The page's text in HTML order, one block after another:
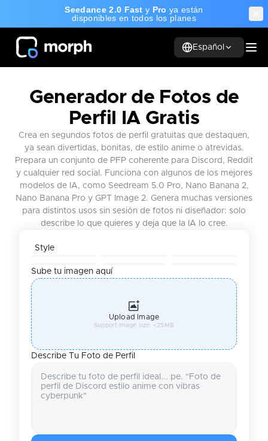
Seedance 2.0 Fast y Pro ya están
disponibles en todos los planes
Español
Generador de Fotos de
Perfil IA Gratis
Crea en segundos fotos de perfil gratuitas que destaquen,
ya sean divertidas, bonitas, de estilo anime o atrevidas.
Prepara un conjunto de PFP coherente para Discord, Reddit
y cualquier red social. Funciona con algunos de los mejores
modelos de IA, como Seedream 5.0 Pro, Nano Banana 2,
Nano Banana Pro y GPT Image 2. Genera muchas versiones
para distintos usos sin sesión de fotos ni diseñador: solo
describe lo que quieres y deja que la IA lo cree.
StyleLinkedIn
Sube tu imagen aquí
Upload Image
Support image size: <25MB
Describe Tu Foto de Perfil